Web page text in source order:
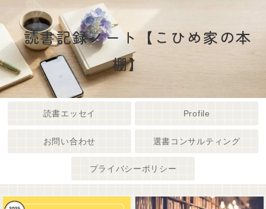
読書記録ノート【こひめ家の本
棚】
読書エッセイ Profile
お問い合わせ 選書コンサルティング
プライバシーポリシー